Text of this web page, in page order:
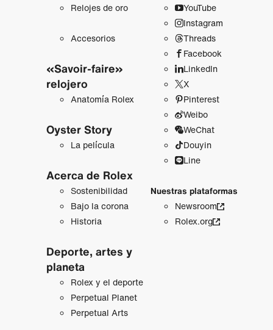
Relojes de oro
Accesorios
«Savoir-faire»
relojero
Anatomía Rolex
Oyster Story
La película
Acerca de Rolex
Sostenibilidad
Bajo la corona
Historia
Deporte, artes y
planeta
Rolex y el deporte
Perpetual Planet
Perpetual Arts
YouTube
Instagram
Threads
Facebook
LinkedIn
X
Pinterest
Weibo
WeChat
Douyin
Line
Nuestras plataformas
Newsroom
Rolex.org